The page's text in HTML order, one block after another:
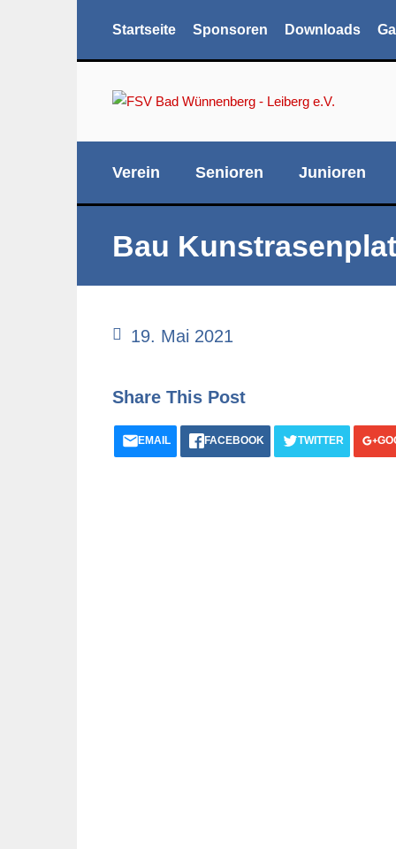
Startseite Sponsoren Downloads
Verein Senioren Junioren
Bau
19. Mai 2021
Share This Post
EMAIL FACEBOOK TWITTER